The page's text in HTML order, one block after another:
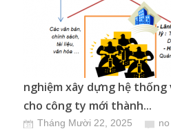
nghiệm xây dựng hệ thống
cho công ty mới thành...
Tháng Mười 22, 2025